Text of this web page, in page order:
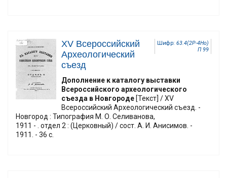
Шифр: 63.4(2Р-4Но)
П 99
ХV Всероссийский
Археологический
съезд
Дополнение к каталогу выставки
Всероссийского археологического
съезда в Новгороде [Текст] / ХV
Всероссийский Археологический съезд. -
Новгород : Типография М. О. Селиванова,
1911 - . отдел 2 : (Церковный) / сост. А. И. Анисимов. -
1911. - 36 с.